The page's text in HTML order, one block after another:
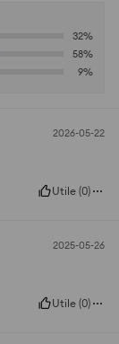
32%
58%
9%
2026-05-22
Utile (0)
2025-05-26
Utile (0)